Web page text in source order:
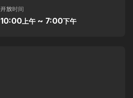
开放时间
10:00 上午 ~ 7:00下午